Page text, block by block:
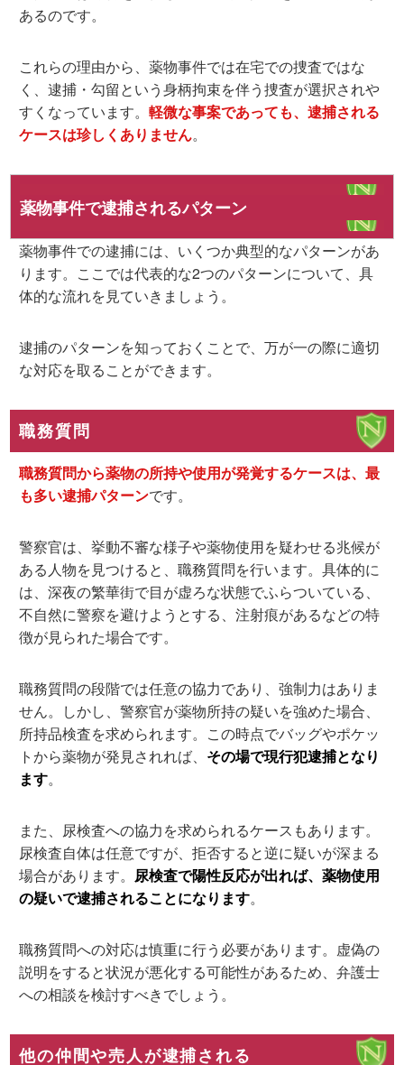
あるのです。
これらの理由から、薬物事件では在宅での捜査ではな
く、逮捕・勾留という身柄拘束を伴う捜査が選択されや
すくなっています。軽微な事案であっても、逮捕される
ケースは珍しくありません。
薬物事件で逮捕されるパターン
薬物事件での逮捕には、いくつか典型的なパターンがあ
ります。ここでは代表的な2つのパターンについて、具
体的な流れを見ていきましょう。
逮捕のパターンを知っておくことで、万が一の際に適切
な対応を取ることができます。
職務質問
職務質問から薬物の所持や使用が発覚するケースは、最
も多い逮捕パターンです。
警察官は、挙動不審な様子や薬物使用を疑わせる兆候が
ある人物を見つけると、職務質問を行います。具体的に
は、深夜の繁華街で目が虚ろな状態でふらついている、
不自然に警察を避けようとする、注射痕があるなどの特
徴が見られた場合です。
職務質問の段階では任意の協力であり、強制力はありま
せん。しかし、警察官が薬物所持の疑いを強めた場合、
所持品検査を求められます。この時点でバッグやポケッ
トから薬物が発見されれば、 その場で現行犯逮捕となり
ます。
また、尿検査への協力を求められるケースもあります。
尿検査自体は任意ですが、拒否すると逆に疑いが深まる
場合があります。 尿検査で陽性反応が出れば、薬物使用
の疑いで逮捕されることになります。
職務質問への対応は慎重に行う必要があります。虚偽の
説明をすると状況が悪化する可能性があるため、弁護士
への相談を検討すべきでしょう。
他の仲間や売人が逮捕される